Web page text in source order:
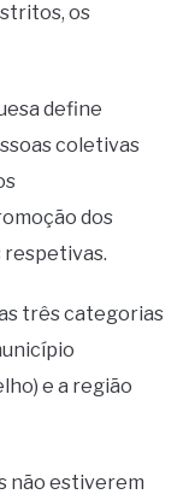
os
define
coletivas
dos
respetivas.
três categorias
e a região
não estiverem